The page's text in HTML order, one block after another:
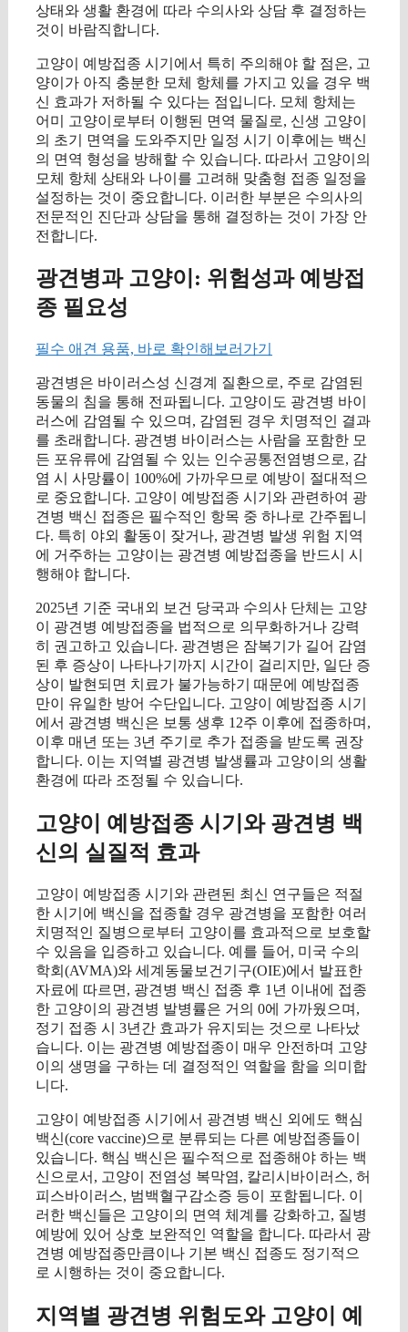
상태와 생활 환경에 따라 수의사와 상담 후 결정하는
것이 바람직합니다.
고양이 예방접종 시기에서 특히 주의해야 할 점은, 고
양이가 아직 충분한 모체 항체를 가지고 있을 경우 백
신 효과가 저하될 수 있다는 점입니다. 모체 항체는
어미 고양이로부터 이행된 면역 물질로, 신생 고양이
의 초기 면역을 도와주지만 일정 시기 이후에는 백신
의 면역 형성을 방해할 수 있습니다. 따라서 고양이의
모체 항체 상태와 나이를 고려해 맞춤형 접종 일정을
설정하는 것이 중요합니다. 이러한 부분은 수의사의
전문적인 진단과 상담을 통해 결정하는 것이 가장 안
전합니다.
광견병과 고양이: 위험성과 예방접
종 필요성
필수 애견 용품, 바로 확인해보러가기
광견병은 바이러스성 신경계 질환으로, 주로 감염된
동물의 침을 통해 전파됩니다. 고양이도 광견병 바이
러스에 감염될 수 있으며, 감염된 경우 치명적인 결과
를 초래합니다. 광견병 바이러스는 사람을 포함한 모
든 포유류에 감염될 수 있는 인수공통전염병으로, 감
염 시 사망률이 100%에 가까우므로 예방이 절대적으
로 중요합니다. 고양이 예방접종 시기와 관련하여 광
견병 백신 접종은 필수적인 항목 중 하나로 간주됩니
다. 특히 야외 활동이 잦거나, 광견병 발생 위험 지역
에 거주하는 고양이는 광견병 예방접종을 반드시 시
행해야 합니다.
2025년 기준 국내외 보건 당국과 수의사 단체는 고양
이 광견병 예방접종을 법적으로 의무화하거나 강력
히 권고하고 있습니다. 광견병은 잠복기가 길어 감염
된 후 증상이 나타나기까지 시간이 걸리지만, 일단 증
상이 발현되면 치료가 불가능하기 때문에 예방접종
만이 유일한 방어 수단입니다. 고양이 예방접종 시기
에서 광견병 백신은 보통 생후 12주 이후에 접종하며,
이후 매년 또는 3년 주기로 추가 접종을 받도록 권장
합니다. 이는 지역별 광견병 발생률과 고양이의 생활
환경에 따라 조정될 수 있습니다.
고양이 예방접종 시기와 광견병 백
신의 실질적 효과
고양이 예방접종 시기와 관련된 최신 연구들은 적절
한 시기에 백신을 접종할 경우 광견병을 포함한 여러
치명적인 질병으로부터 고양이를 효과적으로 보호할
수 있음을 입증하고 있습니다. 예를 들어, 미국 수의
학회(AVMA)와 세계동물보건기구(OIE)에서 발표한
자료에 따르면, 광견병 백신 접종 후 1년 이내에 접종
한 고양이의 광견병 발병률은 거의 0에 가까웠으며,
정기 접종 시 3년간 효과가 유지되는 것으로 나타났
습니다. 이는 광견병 예방접종이 매우 안전하며 고양
이의 생명을 구하는 데 결정적인 역할을 함을 의미합
니다.
고양이 예방접종 시기에서 광견병 백신 외에도 핵심
백신(core vaccine)으로 분류되는 다른 예방접종들이
있습니다. 핵심 백신은 필수적으로 접종해야 하는 백
신으로서, 고양이 전염성 복막염, 칼리시바이러스, 허
피스바이러스, 범백혈구감소증 등이 포함됩니다. 이
러한 백신들은 고양이의 면역 체계를 강화하고, 질병
예방에 있어 상호 보완적인 역할을 합니다. 따라서 광
견병 예방접종만큼이나 기본 백신 접종도 정기적으
로 시행하는 것이 중요합니다.
지역별 광견병 위험도와 고양이 예